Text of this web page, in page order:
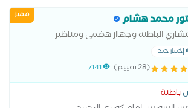
مميز محمد هشام
الباطنه وجهااز هضمي ومناظير
إختيار جيد
(28 تقييم) 7141
باطنة